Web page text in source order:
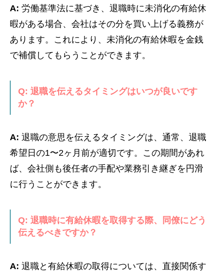
A: 労働基準法に基づき、退職時に未消化の有給休
暇がある場合、会社はその分を買い上げる義務が
あります。これにより、未消化の有給休暇を金銭
で補償してもらうことができます。
Q: 退職を伝えるタイミングはいつが良いです
か？
A: 退職の意思を伝えるタイミングは、通常、退職
希望日の1〜2ヶ月前が適切です。この期間があれ
ば、会社側も後任者の手配や業務引き継ぎを円滑
に行うことができます。
Q: 退職時に有給休暇を取得する際、同僚にどう
伝えるべきですか？
A: 退職と有給休暇の取得については、直接関係す